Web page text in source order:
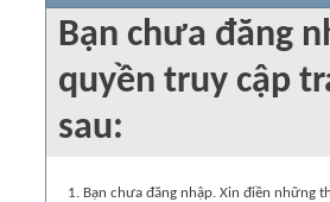
Bạn chưa đăng
quyền truy cập
sau:
Bạn chưa đăng nhập. Xin điền những